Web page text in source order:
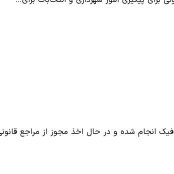
انجام شده و در حال اخذ مجوز از مراجع